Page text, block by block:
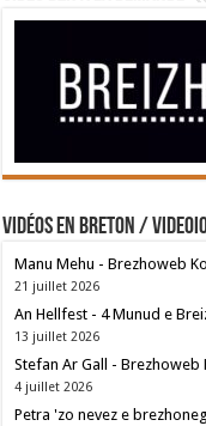
Vidéos en breton /
Manu Mehu - Brezhoweb
21 juillet 2026
An Hellfest - 4 Munud e
13 juillet 2026
Stefan Ar Gall - Brezhoweb
4 juillet 2026
Petra 'zo nevez e